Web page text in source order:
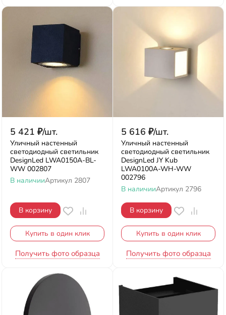
5 421 ₽/шт.
Уличный настенный
светодиодный светильник
DesignLed LWA0150A-BL-
WW 002807
В наличииАртикул 2807
В корзину
Купить в один клик
Получить фото образца
5 616 ₽/шт.
Уличный настенный
светодиодный светильник
DesignLed JY Kub
LWA0100A-WH-WW
002796
В наличииАртикул 2796
В корзину
Купить в один клик
Получить фото образца